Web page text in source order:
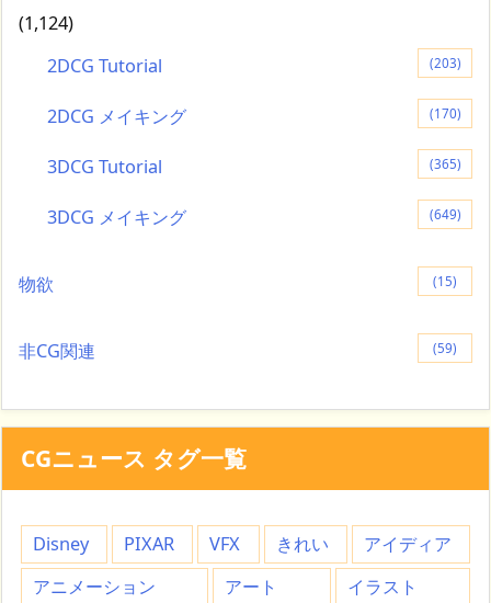
(1,124)
2DCG Tutorial
(203)
2DCG メイキング (170)
3DCG Tutorial (365)
3DCG メイキング (649)
物欲 (15)
非CG関連 (59)
CGニュース タグ一覧
Disney PIXAR VFX きれい
アイディア
アニメーション
アート
イラスト